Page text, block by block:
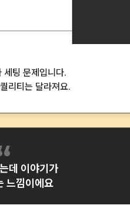
세팅 문제입니다.
리티는 달라져요.
데 이야기가
느낌이에요